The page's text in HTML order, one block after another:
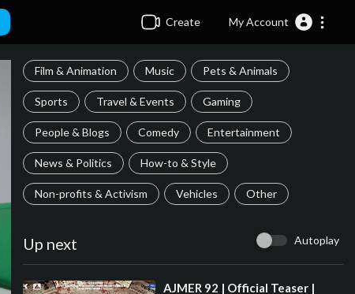
Create My Account
Film & Animation Music Pets & Animals
Sports Travel & Events Gaming
People & Blogs Comedy Entertainment
News & Politics How-to & Style
Non-profits & Activism Vehicles Other
Up next Autoplay
⁣AJMER 92 | Official Teaser |